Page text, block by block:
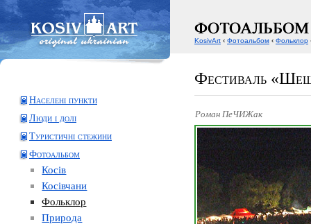
Фестиваль
Населені пункти
Люди і долі
Туристичні стежини
Фотоальбом
Косів
Косівчани
Фольклор
Природа
Роман ПеЧИЖак
KosivArt ‹ Фотоальбом ‹ Фольклор